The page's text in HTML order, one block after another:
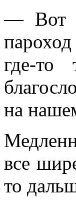
— Вот
где-
на
все
то